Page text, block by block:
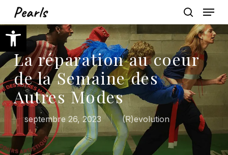
Ouvrir la barre d’outils
main
content
search
Menu
La réparation au coeur
de la Semaine des
Autres Modes
septembre 26, 2023 (R)evolution